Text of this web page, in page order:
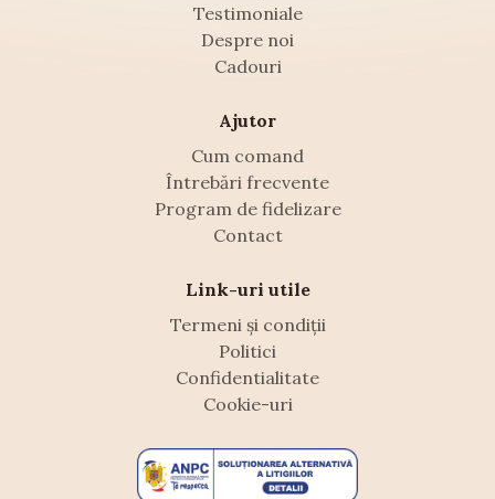
Testimoniale
Despre noi
Cadouri
Ajutor
Cum comand
Întrebări frecvente
Program de fidelizare
Contact
Link-uri utile
Termeni și condiții
Politici
Confidentialitate
Cookie-uri